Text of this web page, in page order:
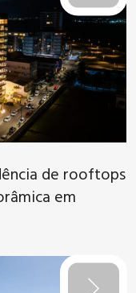
de rooftops
em